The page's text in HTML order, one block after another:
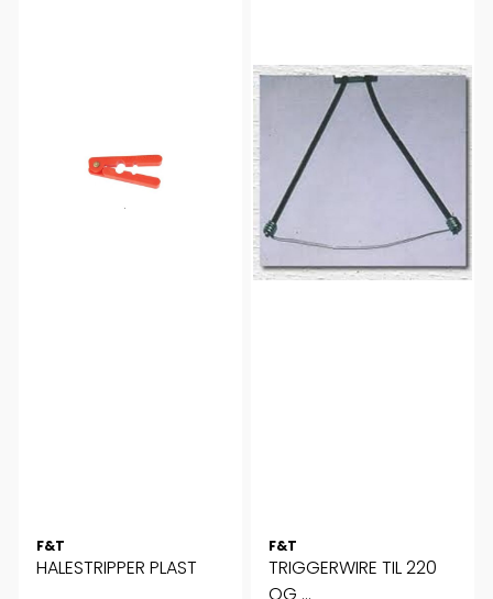
F&T
HALESTRIPPER PLAST
F&T
TRIGGERWIRE TIL 220